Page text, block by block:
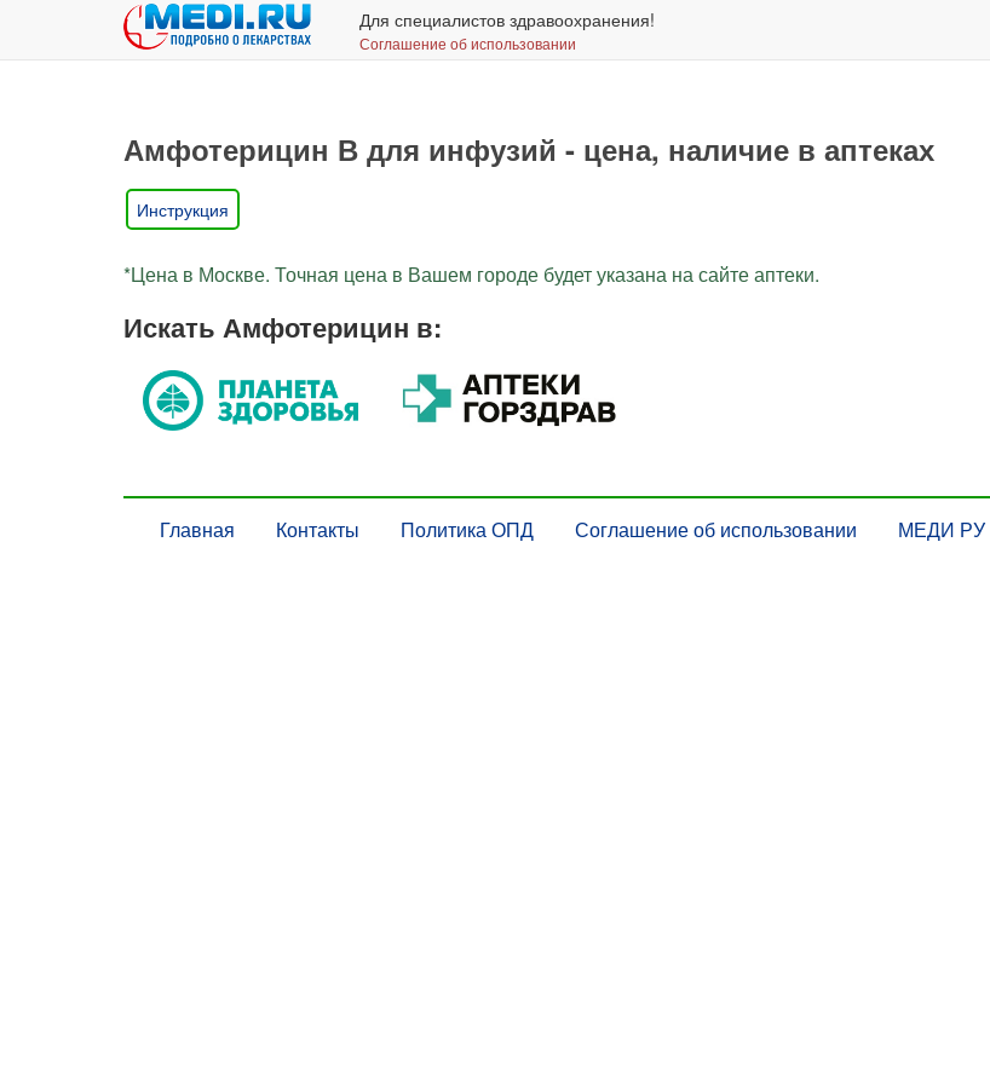
Для специалистов здравоохранения!
Соглашение об использовании
Амфотерицин В для инфузий - цена, наличие в аптеках
Инструкция
*Цена в Москве. Точная цена в Вашем городе будет указана на сайте аптеки.
Искать Амфотерицин в:
Главная Контакты Политика ОПД Соглашение об использовании МЕДИ РУ